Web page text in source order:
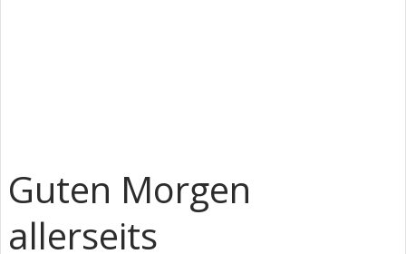
Guten Morgen
allerseits